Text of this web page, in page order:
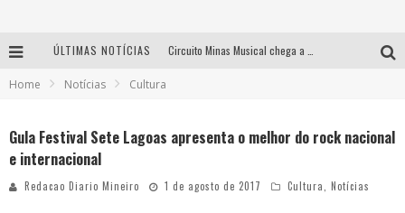
ÚLTIMAS NOTÍCIAS
Home Notícias Cultura
Gula Festival Sete Lagoas apresenta o melhor do rock nacional
e internacional
Redacao Diario Mineiro 1 de agosto de 2017 Cultura Notícias